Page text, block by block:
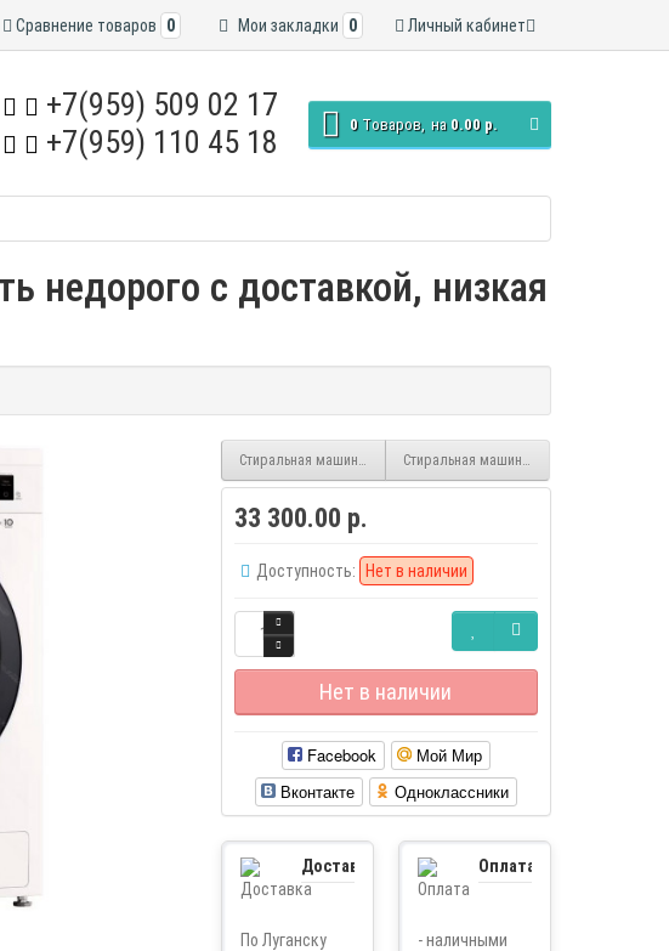
Личный кабинет
Мои закладки 0
Сравнение товаров 0
+7(959) 509 02 17
+7(959) 110 45 18
0 Tоваров, на 0.00 р.
недорого с доставкой, низкая
Стиральная машина LG F2Y1NS6W inverterСтиральная машина LG F1096TD3
33 300.00 р.
Доступность: Нет в наличии
Нет в наличии
Facebook
Мой Мир
Вконтакте
Одноклассники
Доставка
По Луганску
Оплата
- наличными